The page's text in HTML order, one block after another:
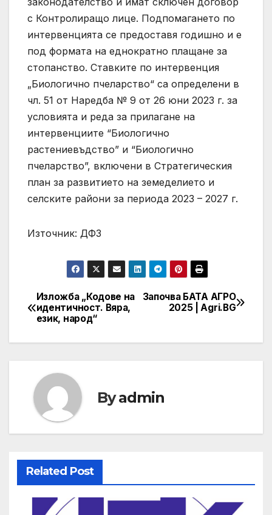
с Контролиращо лице. Подпомагането по
интервенцията се предоставя годишно и е
под формата на еднократно плащане за
стопанство. Ставките по интервенция
„Биологично пчеларство“ са определени в
чл. 51 от Наредба № 9 от 26 юни 2023 г. за
условията и реда за прилагане на
интервенциите “Биологично
растениевъдство” и “Биологично
пчеларство”, включени в Стратегическия
план за развитието на земеделието и
селските райони за периода 2023 – 2027 г.
Източник: ДФЗ
Post
navigation
Започва БАТА АГРО
2025 | Agri.BG
Изложба „Кодове на
идентичност. Вяра,
език, народ“
Byadmin
Related Post